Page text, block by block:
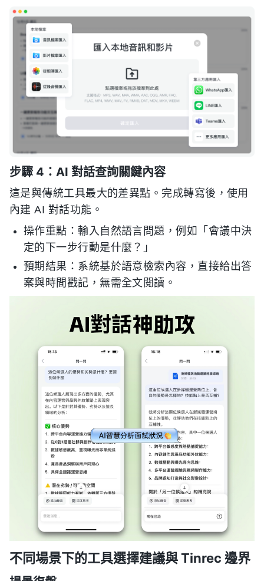
步驟 4：AI 對話查詢關鍵內容
這是與傳統工具最大的差異點。完成轉寫後，使用
內建 AI 對話功能。
操作重點：輸入自然語言問題，例如「會議中決
定的下一步行動是什麼？」
預期結果：系統基於語意檢索內容，直接給出答
案與時間戳記，無需全文閱讀。
不同場景下的工具選擇建議與 Tinrec 邊界